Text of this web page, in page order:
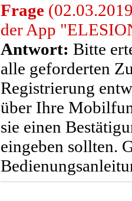
Frage
der App
Antwort: Bitte
alle geforderten
Registrierung
über Ihre
sie einen
eingeben sollten.